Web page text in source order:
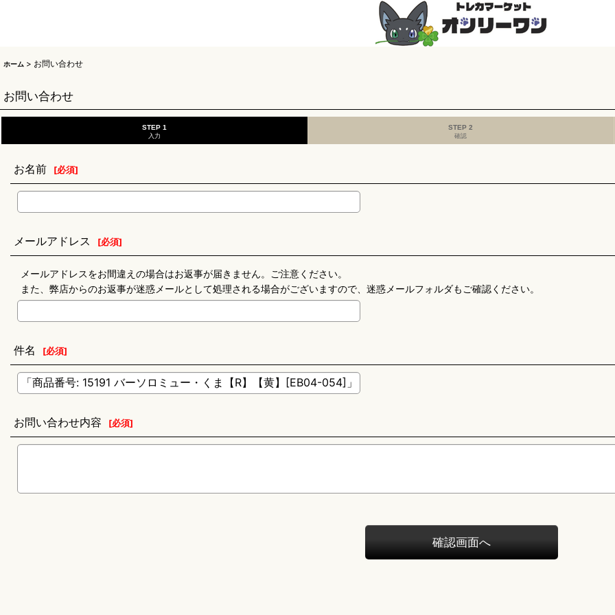
ホーム > お問い合わせ
お問い合わせ
STEP 1
入力
STEP 2
確認
お名前 [必須]
メールアドレス [必須]
メールアドレスをお間違えの場合はお返事が届きません。ご注意ください。
また、弊店からのお返事が迷惑メールとして処理される場合がございますので、迷惑メールフォルダもご確認ください。
件名 [必須]
お問い合わせ内容 [必須]
確認画面へ